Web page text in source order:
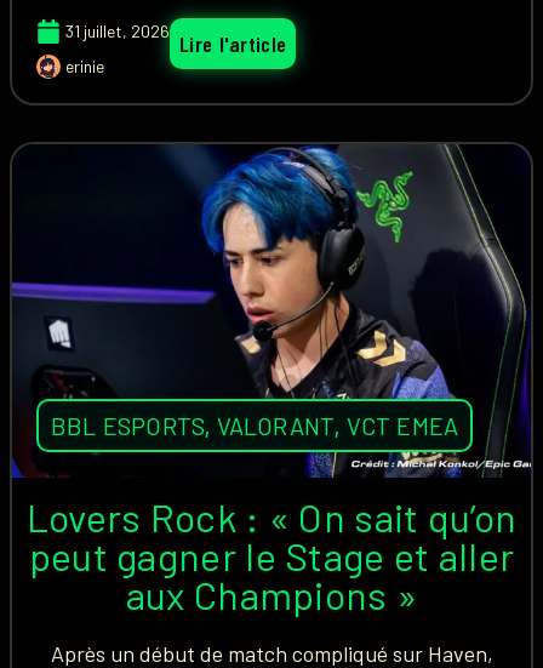
31 juillet, 2026
erinie
Lire l'article
BBL ESPORTS, VALORANT, VCT EMEA
Lovers Rock : « On sait qu’on
peut gagner le Stage et aller
aux Champions »
Après un début de match compliqué sur Haven,